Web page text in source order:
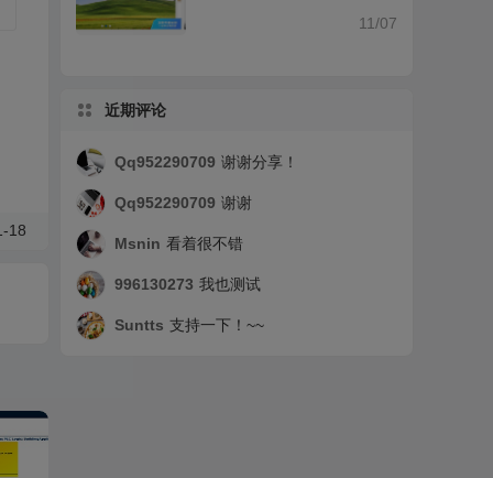
18
11/07
近期评论
Qq952290709 谢谢分享！
Qq952290709 谢谢
Msnin 看着很不错
996130273 我也测试
Suntts 支持一下！~~